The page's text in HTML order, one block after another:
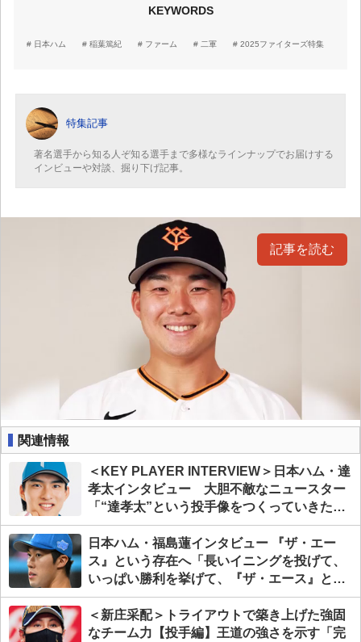
KEYWORDS
日本ハム 稲葉篤紀 ファーム 二軍 2025ファイターズ特集
特集記事
著名選手から知る人ぞ知る選手まで多様なラインナップでお届けする
インビューや対談、掘り下げ記事。
記事を読む
関連情報
＜KEY PLAYER INTERVIEW＞日本ハム・達
孝太インタビュー 大胆不敵なニュースター
「“達孝太”という投手像をつくっていきた
い」
日本ハム・福島蓮インタビュー 『ザ・エー
ス』という存在へ「長いイニングを投げて、
いっぱい勝利を挙げて、『ザ・エース』とい
うピッチャーが理想」
＜新庄采配＞トライアウトで築き上げた強固
なチーム力【投手編】王道の強さを示す「完